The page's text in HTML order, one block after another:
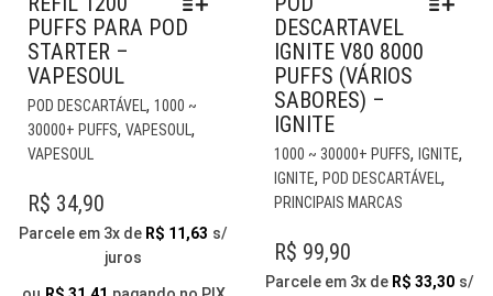
PUFFS PARA POD
STARTER –
VAPESOUL
POD DESCARTÁVEL, 1000 ~
30000+ PUFFS, VAPESOUL,
VAPESOUL
PRODUTO
VARIANTES.
OPÇÕES
R$ 34,90
Parcele em 3x de R$ 11,63 s/
juros
DESCARTAVEL
IGNITE V80 8000
PUFFS (VÁRIOS
SABORES) –
IGNITE
1000 ~ 30000+ PUFFS, IGNITE,
IGNITE, POD DESCARTÁVEL,
PRINCIPAIS MARCAS
R$ 99,90
Parcele em 3x de R$ 33,30 s/